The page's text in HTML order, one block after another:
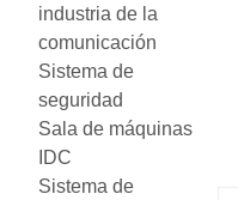
industria de la
comunicación
Sistema de
seguridad
Sala de máquinas
IDC
Sistema de